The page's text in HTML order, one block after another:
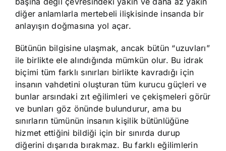
diğer anlamlarla mertebeli ilişkisinde insanda bir
anlayışın doğmasına yol açar.
Bütünün bilgisine ulaşmak, ancak bütün “uzuvları”
ile birlikte ele alındığında mümkün olur. Bu idrak
biçimi tüm farklı sınırları birlikte kavradığı için
insanın vahdetini oluşturan tüm kurucu güçleri ve
bunlar arsındaki zıt eğilimleri ve çekişmeleri görür
ve bunları göz önünde bulundurur, ama bu
sınırların tümünün insanın kişilik bütünlüğüne
hizmet ettiğini bildiği için bir sınırda durup
diğerini dışarıda bırakmaz. Bu farklı eğilimlerin